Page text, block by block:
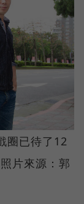
圈已待了12
片來源：郭